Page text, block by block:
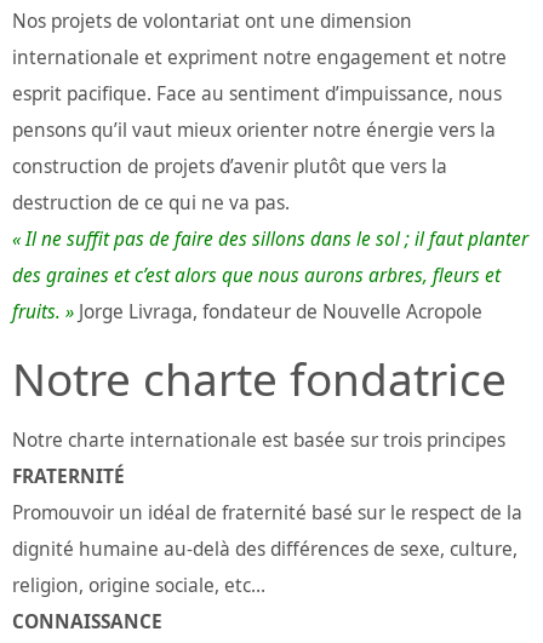
Nos projets de volontariat ont une dimension
internationale et expriment notre engagement et notre
esprit pacifique. Face au sentiment d’impuissance, nous
pensons qu’il vaut mieux orienter notre énergie vers la
construction de projets d’avenir plutôt que vers la
destruction de ce qui ne va pas.
« Il ne suffit pas de faire des sillons dans le sol ; il faut planter
des graines et c’est alors que nous aurons arbres, fleurs et
fruits. » Jorge Livraga, fondateur de Nouvelle Acropole
Notre charte fondatrice
Notre charte internationale est basée sur trois principes
FRATERNITÉ
Promouvoir un idéal de fraternité basé sur le respect de la
dignité humaine au-delà des différences de sexe, culture,
religion, origine sociale, etc…
CONNAISSANCE